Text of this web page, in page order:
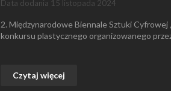
Data dodania 15 listopada 2024
2. Międzynarodowe Biennale Sztuki Cyfrowej
konkursu plastycznego organizowanego
Czytaj więcej